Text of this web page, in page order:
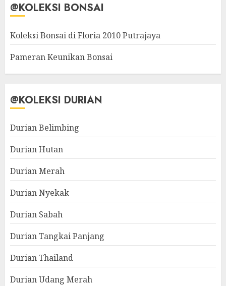
@KOLEKSI BONSAI
Koleksi Bonsai di Floria 2010 Putrajaya
Pameran Keunikan Bonsai
@KOLEKSI DURIAN
Durian Belimbing
Durian Hutan
Durian Merah
Durian Nyekak
Durian Sabah
Durian Tangkai Panjang
Durian Thailand
Durian Udang Merah